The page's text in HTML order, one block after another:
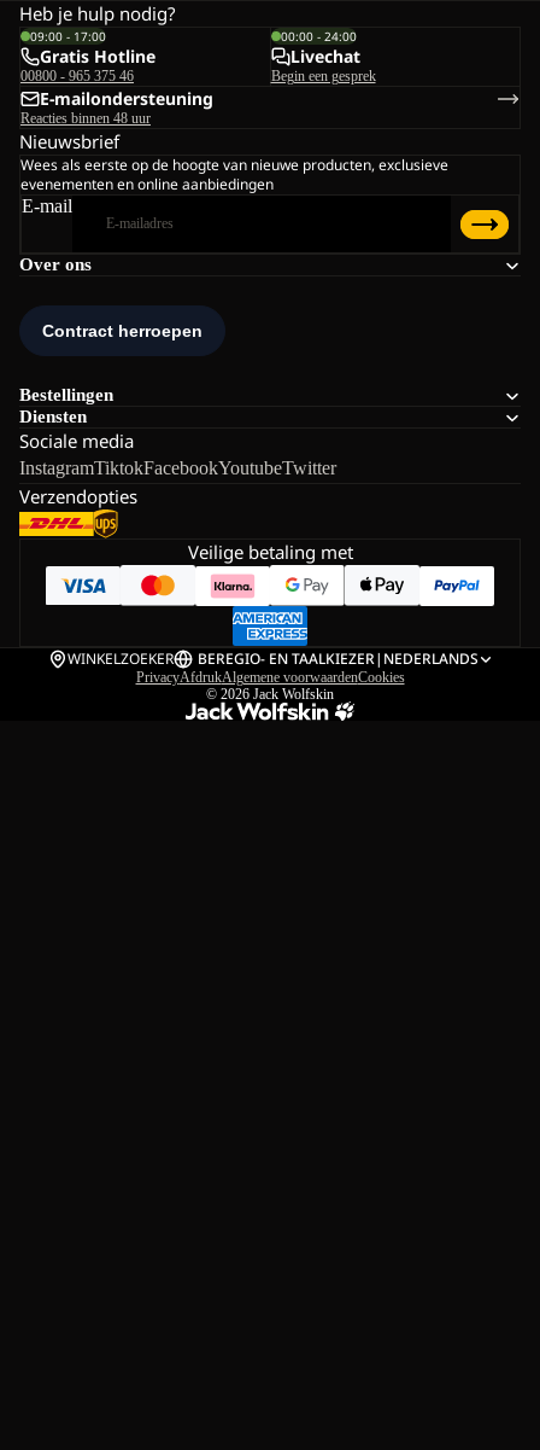
Over ons
Bestellingen
Diensten
Sociale media
InstagramTiktokFacebookYoutubeTwitter
Verzendopties
Heb je hulp nodig?
09:00 - 17:00
Gratis Hotline
00800 - 965 375 46
00:00 - 24:00
Livechat
Begin een gesprek
E-mailondersteuning
Reacties binnen 48 uur
Nieuwsbrief
Wees als eerste op de hoogte van nieuwe producten, exclusieve
evenementen en online aanbiedingen
E-mail
Veilige betaling met
WINKELZOEKER BEREGIO- EN TAALKIEZER| NEDERLANDS
PrivacyAfdrukAlgemene voorwaardenCookies
© 2026 Jack Wolfskin